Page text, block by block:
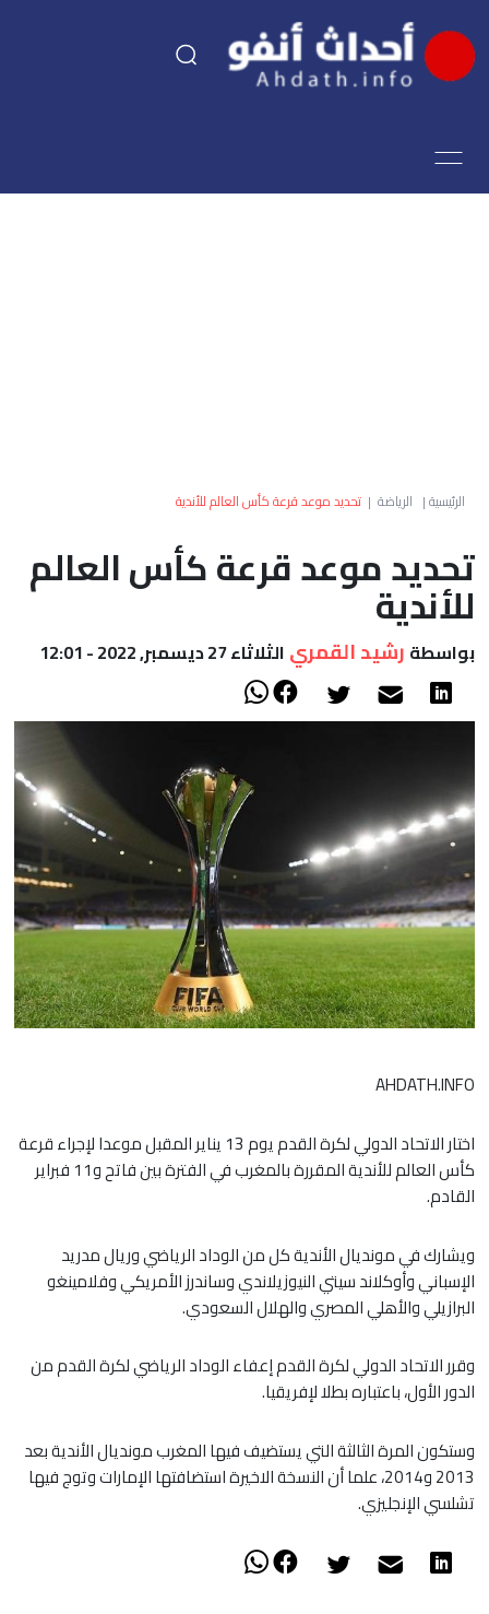
اقتصاد
العالم
أعمدة
الرئيسية| الرياضة | تحديد موعد قرعة كأس العالم للأندية
تحديد موعد قرعة كأس العالم
للأندية
بواسطة رشيد القمري الثلاثاء 27 ديسمبر, 2022 - 12:01
AHDATH.INFO
اختار الاتحاد الدولي لكرة القدم يوم 13 يناير المقبل موعدا لإجراء قرعة
كأس العالم للأندية المقررة بالمغرب في الفترة بين فاتح و11 فبراير
القادم.
ويشارك في مونديال الأندية كل من الوداد الرياضي وريال مدريد
الإسباني وأوكلاند سيتي النيوزيلاندي وساندرز الأمريكي وفلامينغو
البرازيلي والأهلي المصري والهلال السعودي.
وقرر الاتحاد الدولي لكرة القدم إعفاء الوداد الرياضي لكرة القدم من
الدور الأول، باعتباره بطلا لإفريقيا.
وستكون المرة الثالثة التي يستضيف فيها المغرب مونديال الأندية بعد
2013 و2014، علما أن النسخة الاخيرة استضافتها الإمارات وتوج فيها
تشلسي الإنجليزي.